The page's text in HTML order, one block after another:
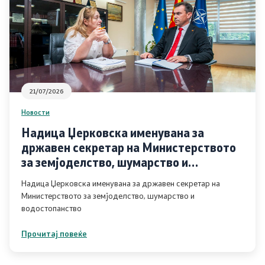
21/07/2026
Новости
Надица Џерковска именувана за
државен секретар на Министерството
за земјоделство, шумарство и
водостопанство
Надица Џерковска именувана за државен секретар на
Министерството за земјоделство, шумарство и
водостопанство
Прочитај повеќе